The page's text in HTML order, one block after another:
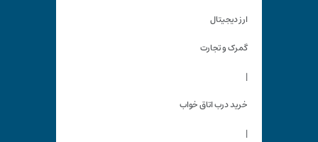
ارز دیجیتال
گمرک و تجارت
|
خرید درب اتاق خواب
|